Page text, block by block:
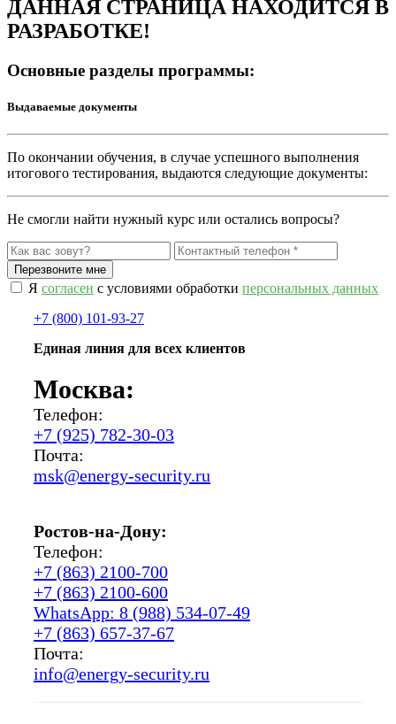
ДАННАЯ СТРАНИЦА НАХОДИТСЯ В
РАЗРАБОТКЕ!
Основные разделы программы:
Выдаваемые документы
По окончании обучения, в случае успешного выполнения
итогового тестирования, выдаются следующие документы:
Не смогли найти нужный курс или остались вопросы?
Я согласен с условиями обработки персональных данных
+7 (800) 101-93-27
Единая линия для всех клиентов
Москва:
Телефон:
+7 (925) 782-30-03
Почта:
msk@energy-security.ru
Ростов-на-Дону:
Телефон:
+7 (863) 2100-700
+7 (863) 2100-600
WhatsApp: 8 (988) 534-07-49
+7 (863) 657-37-67
Почта:
info@energy-security.ru